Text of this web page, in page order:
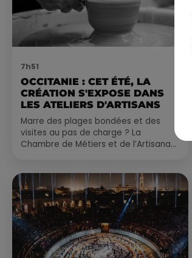
7h51
OCCITANIE : CET ÉTÉ, LA
CRÉATION S'EXPOSE DANS
LES ATELIERS D'ARTISANS
Marre des plages bondées et des
visites au pas de charge ? La
Chambre de Métiers et de l’Artisanat